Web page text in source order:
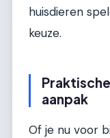
huisdieren
keuze.
aanpak
Of je nu voor